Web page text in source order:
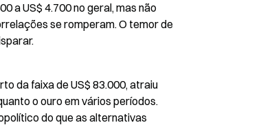
a US$ 4.700 no geral, mas não
se romperam. O temor de
da faixa de US$ 83.000, atraiu
o ouro em vários períodos.
do que as alternativas